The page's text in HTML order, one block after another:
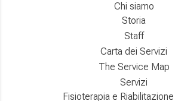
Chi siamo
Storia
Staff
Carta dei Servizi
The Service Map
Servizi
Fisioterapia e